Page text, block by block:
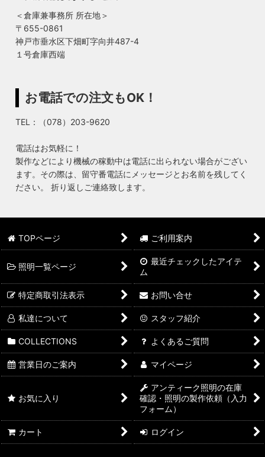
＜倉庫兼事務所 所在地＞
〒655-0861
神戸市垂水区下畑町字向井487-4
１号倉庫西端
お電話での注文もOK！
TEL：（078）203-9620
電話はお気軽に！
製作などにより機械の稼動中は電話に出られない場合がござい
ます。その際は、留守番電話にメッセージとお名前を残してく
ださい。 折り返しご連絡致します。
TOPページ ご利用案内
照明一覧ページ
最近チェックしたアイテ
ム
特定商取引法表示 お問い合せ
私達について スタッフ紹介
COLLECTIONS よくあるご質問
営業日のご案内 マイページ
お気に入り
アンティーク照明の在庫
確認・照明の製作依頼（入力
フォーム）
カート ログイン